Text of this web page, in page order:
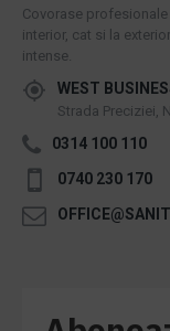
Covorase
interior, cat si la
intense.
WEST
Strada Preciziei,
0314 100 110
0740 230 170